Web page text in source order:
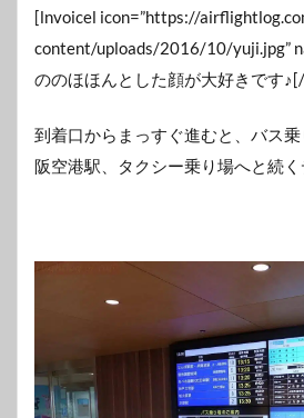
[lnvoicel icon=”https://
content/uploads/2016/10/yuji.jpg”
ののほほんとした顔が大好きです
到着口からまっすぐ進むと、バス
阪空港駅、タクシー乗り場へと続く